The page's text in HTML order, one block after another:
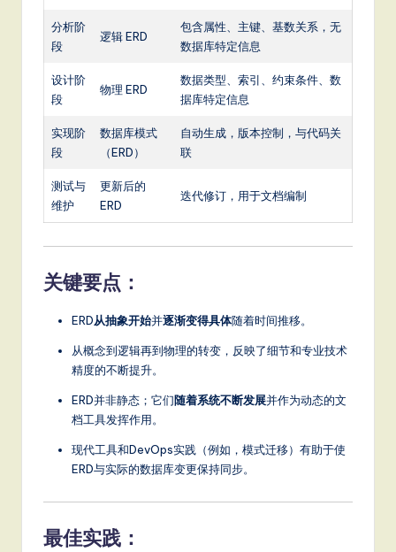
分析阶
段
逻辑 ERD
包含属性、主键、基数关系，无
数据库特定信息
设计阶
段
物理 ERD
数据类型、索引、约束条件、数
据库特定信息
实现阶
段
数据库模式
（ERD）
自动生成，版本控制，与代码关
联
测试与
维护
更新后的
ERD
迭代修订，用于文档编制
关键要点：
ERD从抽象开始并逐渐变得具体随着时间推移。
从概念到逻辑再到物理的转变，反映了细节和专业技术
精度的不断提升。
ERD并非静态；它们随着系统不断发展并作为动态的文
档工具发挥作用。
现代工具和DevOps实践（例如，模式迁移）有助于使
ERD与实际的数据库变更保持同步。
最佳实践：